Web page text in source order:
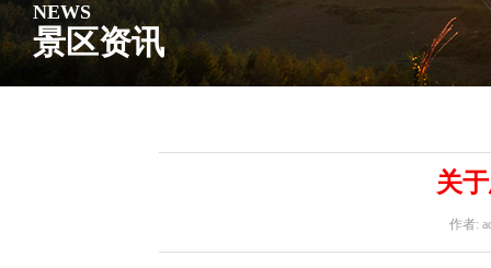
NEWS
景区资讯
关
作者: